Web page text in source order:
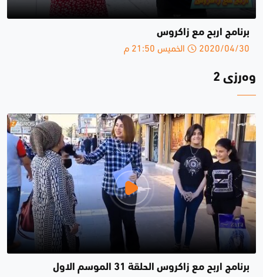
برنامج اربح مع زاكروس
2020/04/30 الخميس 21:50 م
وەرزی 2
برنامج اربح مع زاكروس الحلقة 31 الموسم الاول